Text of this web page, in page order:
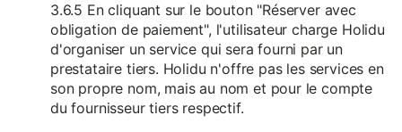
3.6.5 En cliquant sur le bouton "Réserver avec
obligation de paiement", l'utilisateur charge Holidu
d'organiser un service qui sera fourni par un
prestataire tiers. Holidu n'offre pas les services en
son propre nom, mais au nom et pour le compte
du fournisseur tiers respectif.